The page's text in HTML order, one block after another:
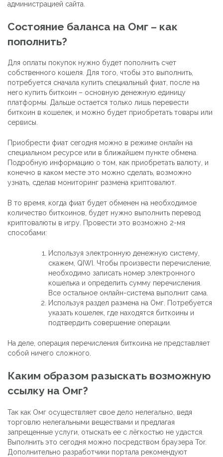
администрацией сайта.
Состояние баланса на Омг – как
пополнить?
Для оплаты покупок нужно будет пополнить счет
собственного кошеля. Для того, чтобы это выполнить,
потребуется сначала купить специальный фиат, после на
него купить биткоин – основную денежную единицу
платформы. Дальше остается только лишь перевести
биткоин в кошелек, и можно будет приобретать товары или
сервисы.
Приобрести фиат сегодня можно в режиме онлайн на
специальном ресурсе или в ближайшем пункте обмена.
Подробную информацию о том, как приобретать валюту, и
конечно в каком месте это можно сделать, возможно
узнать, сделав мониторинг размена криптовалют.
В то время, когда фиат будет обменен на необходимое
количество биткоинов, будет нужно выполнить перевод
криптовалюты в игру. Провести это возможно 2-мя
способами:
Используя электронную денежную систему,
скажем, QIWI. Чтобы произвести перечисление,
необходимо записать номер электронного
кошелька и определить сумму перечисления.
Все остальное онлайн-система выполнит сама.
Используя раздел размена на Омг. Потребуется
указать кошелек, где находятся биткоины и
подтвердить совершение операции.
На деле, операция перечисления биткоина не представляет
собой ничего сложного.
Каким образом разыскать возможную
ссылку на Омг?
Так как Омг осуществляет свое дело нелегально, ведя
торговлю нелегальными веществами и предлагая
запрещенные услуги, отыскать ее с лёгкостью не удастся.
Выполнить это сегодня можно посредством браузера Tor.
Дополнительно разработчики портала рекомендуют